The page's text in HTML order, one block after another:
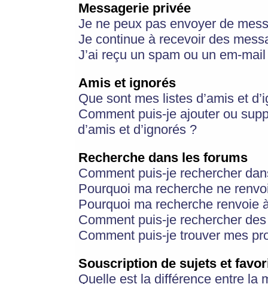
Messagerie privée
Je ne peux pas envoyer de
Je continue à recevoir des
J’ai reçu un spam ou un em-
Amis et ignorés
Que sont mes listes d’amis et
Comment puis-je ajouter ou
d’amis et d’ignorés ?
Recherche dans les forums
Comment puis-je rechercher
Pourquoi ma recherche ne
Pourquoi ma recherche renvoie
Comment puis-je rechercher
Comment puis-je trouver mes
Souscription de sujets et
Quelle est la différence entre la